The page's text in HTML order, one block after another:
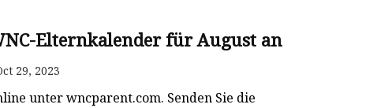
Elternkalender für August an
29, 2023
unter wncparent.com. Senden Sie die